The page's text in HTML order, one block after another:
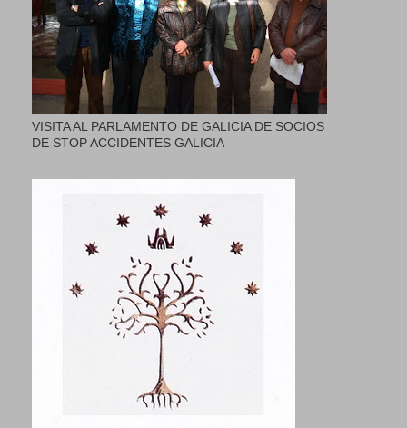
VISITA AL PARLAMENTO DE GALICIA DE SOCIOS
DE STOP ACCIDENTES GALICIA